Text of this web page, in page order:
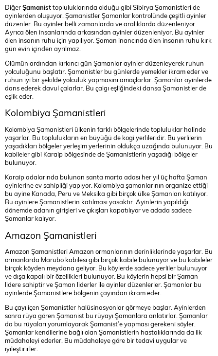
DiğerŞamanisttopluluklarında olduğu gibi Sibirya Şamanistleri de
ayinlerden oluşuyor. Şamanistler Şamanlar kontrolünde çeşitli ayinler
düzenler. Bu ayinler belli zamanlarda ve aralıklarda düzenleniyor.
Ayrıca ölen insanlarında arkasından ayinler düzenleniyor. Bu ayinler
ölen insanın ruhu için yapılıyor. Şaman inancında ölen insanın ruhu kırk
gün evin içinden ayrılmaz.
Ölümün ardından kırkıncı gün Şamanlar ayinler düzenleyerek ruhun
yolculuğunu başlatır. Şamanistler bu günlerde yemekler ikram eder ve
ruhun iyi bir şekilde yolculuk yapmasını amaçlarlar. Şamanlar ayinlerde
dans ederek davul çalarlar. Bu çalgı eşliğindeki dansa Şamanistler de
eşlik eder.
Kolombiya Şamanistleri
Kolombiya Şamanistleri ülkenin farklı bölgelerinde topluluklar halinde
yaşarlar. Bu toplulukların en büyüğü de kogi yerlileridir. Bu yerlilerin
yaşadıkları bölgeler yerleşim yerlerinin oldukça uzağında bulunuyor. Bu
kabileler gibi Karaip bölgesinde de Şamanistlerin yaşadığı bölgeler
bulunuyor.
Karaip adalarında bulunan santa marta adası her yıl üç hafta Şaman
ayinlerine ev sahipliği yapıyor. Kolombiya şamanlarının organize ettiği
bu ayine Kanada, Peru ve Meksika gibi birçok ülke Şamanları katılıyor.
Bu ayinlere Şamanistlerin katılması yasaktır. Ayinlerin yapıldığı
dönemde adanın girişleri ve çıkışları kapatılıyor ve adada sadece
Şamanlar kalıyor.
Amazon Şamanistleri
Amazon Şamanistleri Amazon ormanlarının derinliklerinde yaşarlar. Bu
ormanlarda Marubo kabilesi gibi birçok kabile bulunuyor ve bu kabileler
birçok köyden meydana geliyor. Bu köylerde sadece yerliler bulunuyor
ve dışa kapalı bir özellikleri bulunuyor. Bu köylerin hepsi bir Şaman
lidere sahiptir ve Şaman liderler ile ayinler düzenlerler. Şamanlar bu
ayinlerde Şamanistlere bölgenin çayından ikram eder.
Bu çayı içen Şamanistler halüsinasyonlar görmeye başlar. Ayinlerden
sonra rüya gören Şamanist bu rüyayı Şamanlara anlatırlar. Şamanlar
da bu rüyaları yorumlayarak Şamanist’e yapması gerekeni söyler.
Şamanlar kendilerine bağlı olan Şamanistlerin hastalıklarında da ilk
müdahaleyi ederler. Bu müdahaleye göre bir tedavi uygular ve
iyileştirirler.